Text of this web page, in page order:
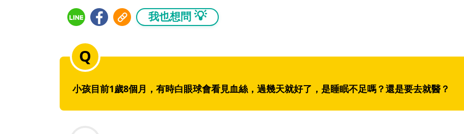
我也想問 💡
小孩目前1歲8個月，有時白眼球會看見血絲，過幾天就好了，是睡眠不足嗎？還是要去就醫？